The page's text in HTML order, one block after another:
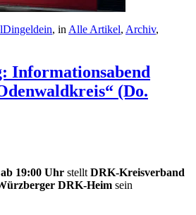
, in Alle Artikel, Archiv,
Informationsabend
(Do.
19:00 Uhr stellt DRK-Kreisverband
DRK-Heim sein